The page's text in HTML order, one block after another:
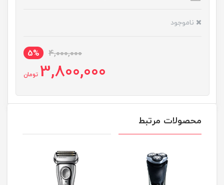
ناموجود
4,000,000
5%
3,800,000 تومان
محصولات مرتبط